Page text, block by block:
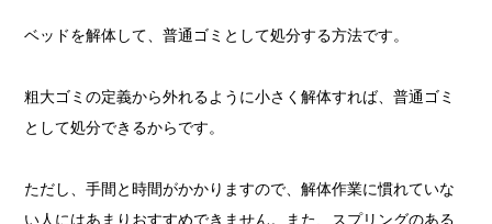
ベッドを解体して、普通ゴミとして処分する方法です。
粗大ゴミの定義から外れるように小さく解体すれば、普通ゴミ
として処分できるからです。
ただし、手間と時間がかかりますので、解体作業に慣れていな
い人にはあまりおすすめできません。また、スプリングのある